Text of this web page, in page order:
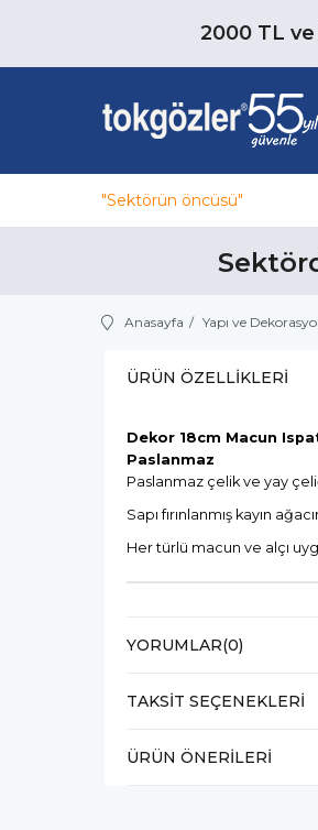
2000 TL
"Sektörün öncüsü"
Anasayfa Yapı ve
ÜRÜN ÖZELLIKLERI
Dekor 18cm Macun
Paslanmaz
Paslanmaz çelik ve yay
Sapı fırınlanmış kayın
Her türlü macun ve alçı
YORUMLAR(0)
TAKSIT SEÇENEKLERI
ÜRÜN ÖNERILERI